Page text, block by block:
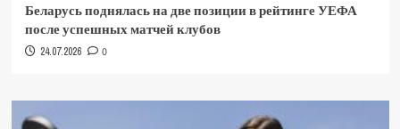
Беларусь поднялась на две позиции в рейтинге УЕФА
после успешных матчей клубов
24.07.2026 0